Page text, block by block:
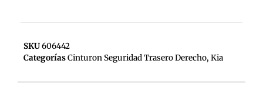
SKU606442
CategoríasCinturon Seguridad Trasero Derecho, Kia